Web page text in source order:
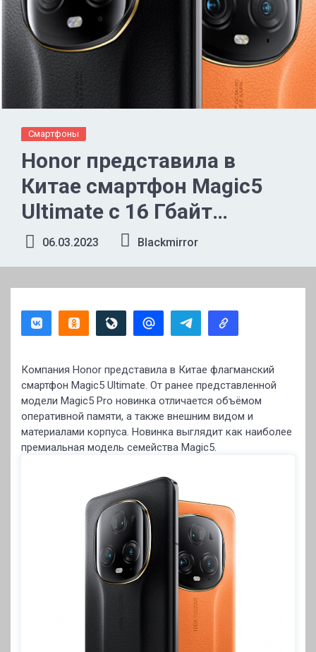
Смартфоны
Honor представила в
Китае смартфон Magic5
Ultimate с 16 Гбайт
оперативной памяти и
спинкой из кожзама
06.03.2023 Blackmirror
Компания Honor представила в Китае флагманский
смартфон Magic5 Ultimate. От ранее представленной
модели Magic5 Pro новинка отличается объёмом
оперативной памяти, а также внешним видом и
материалами корпуса. Новинка выглядит как наиболее
премиальная модель семейства Magic5.